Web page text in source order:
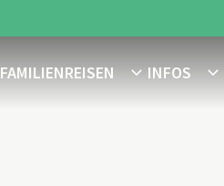
FAMILIENREISEN INFOS